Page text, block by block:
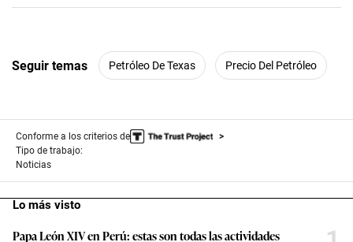
Seguir temas Petróleo De Texas Precio Del Petróleo
Conforme a los criterios de
Tipo de trabajo:
Noticias
Lo más visto
Papa León XIV en Perú: estas son todas las actividades